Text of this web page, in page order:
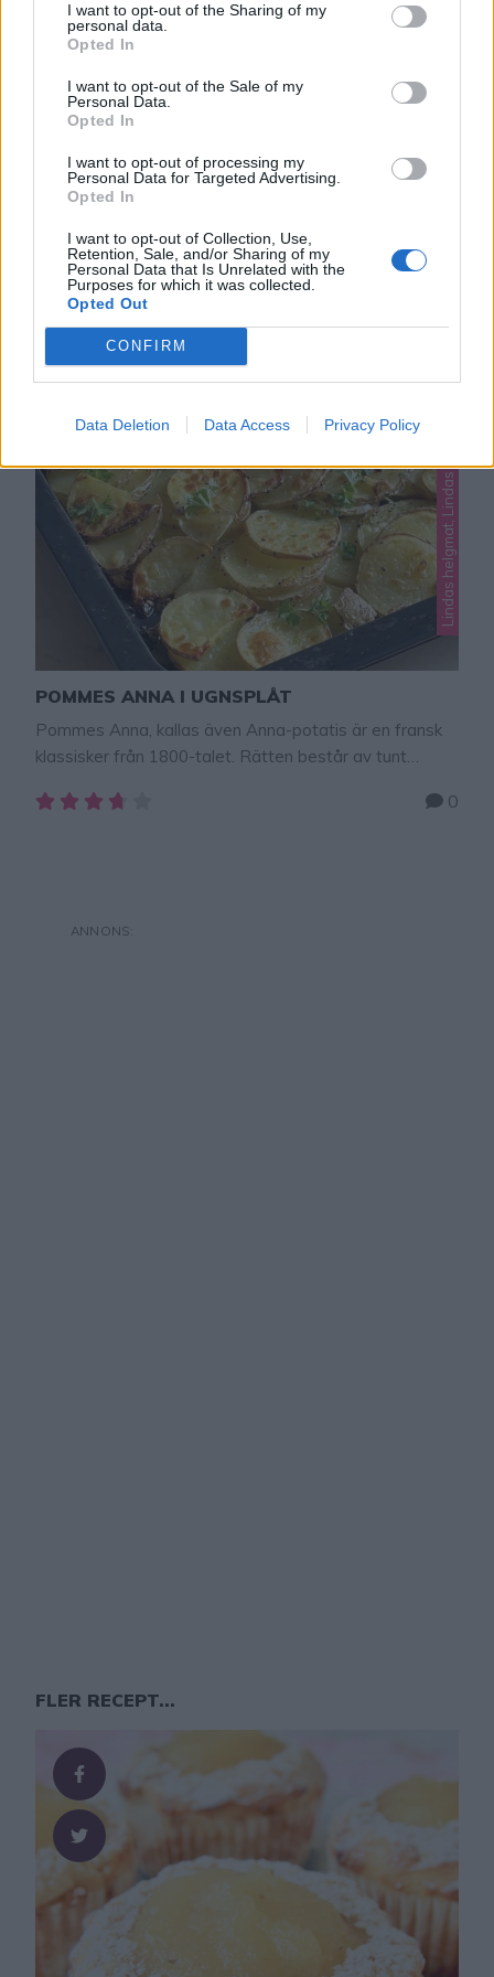
I want to opt-out of the Sharing of my
personal data.
Opted In
I want to opt-out of the Sale of my
Personal Data.
Opted In
I want to opt-out of processing my
Personal Data for Targeted Advertising.
Opted In
I want to opt-out of Collection, Use,
Retention, Sale, and/or Sharing of my
Personal Data that Is Unrelated with the
Purposes for which it was collected.
Opted Out
CONFIRM
Data Deletion Data Access Privacy Policy
UGNSPANNKAKA
Ugnspannkaka, även kallad tjockpannkaka, är ett
älskar. Pannkakan är fluffig, god och mycket lättlagad.
Smeten tar bara några minuter att röra ihop och sedan
vispgrädde. Tips! Baka ugnspannkaka med bacon –
klicka här för recept! Kolla in mina andra …
Lindas helgmat, Lindas mat, Lindas mat i ugn
POMMES ANNA I UGNSPLÅT
Pommes Anna, kallas även Anna-potatis är en fransk
klassisker från 1800-talet. Rätten består av tunt
smör, vitlök, salt och peppar. Den sägs att
0
FLER RECEPT...